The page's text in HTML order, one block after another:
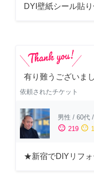
DYI壁紙シール貼
有り難うございまし
依頼されたチケット
男性 / 60代 /
sentiment_satisfied 219 sentiment_neutral 1
★新宿でDIYリフ